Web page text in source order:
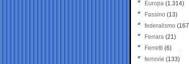
Europa (1.314)
Fassino (13)
federalismo
Ferrara (21)
Ferretti (6)
ferrovie (133)